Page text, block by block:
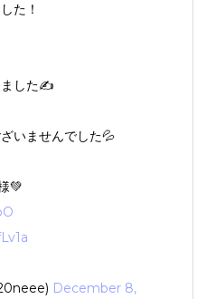
た！
ました✍
いませんでした💦
💚
December 8,